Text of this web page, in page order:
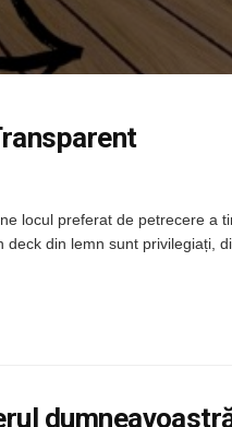
locul preferat de petrecere a
din lemn sunt privilegiați,